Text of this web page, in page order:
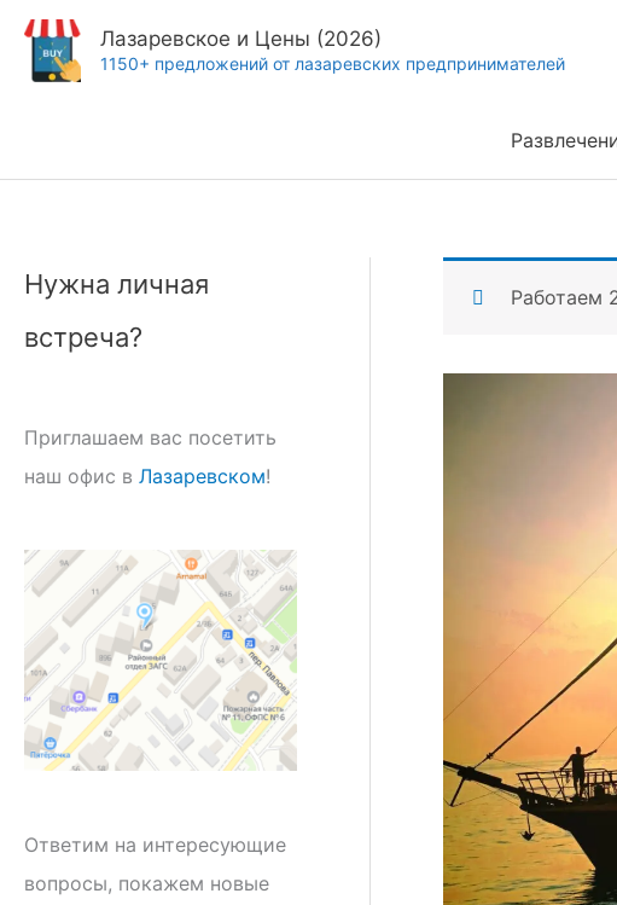
Перейти
содержимому
Лазаревское и Цены (2026)
1150+ предложений от лазаревских предпринимателей
Нужна личная
встреча?
Приглашаем вас посетить
наш офис в Лазаревском!
Ответим на интересующие
вопросы, покажем новые
Работаем